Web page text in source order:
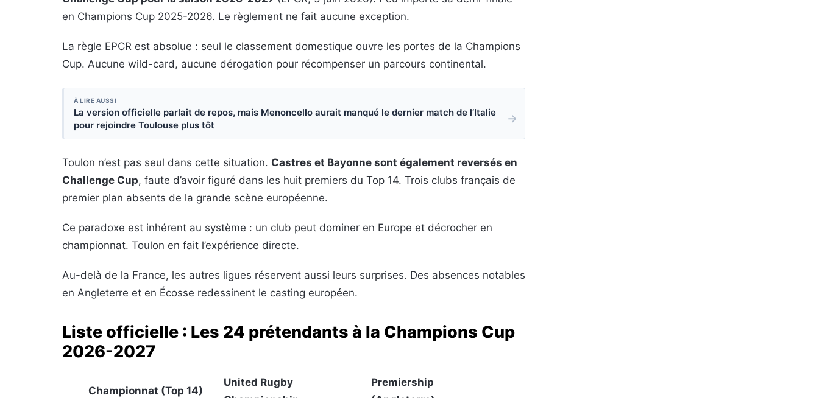
en Champions Cup 2025-2026. Le règlement ne fait aucune exception.
La règle EPCR est absolue : seul le classement domestique ouvre les portes de la Champions
Cup. Aucune wild-card, aucune dérogation pour récompenser un parcours continental.
À LIRE AUSSI
La version officielle parlait de repos, mais Menoncello aurait manqué le dernier match de l’Italie
pour rejoindre Toulouse plus tôt
→
Toulon n’est pas seul dans cette situation. Castres et Bayonne sont également reversés en
Challenge Cup, faute d’avoir figuré dans les huit premiers du Top 14. Trois clubs français de
premier plan absents de la grande scène européenne.
Ce paradoxe est inhérent au système : un club peut dominer en Europe et décrocher en
championnat. Toulon en fait l’expérience directe.
Au-delà de la France, les autres ligues réservent aussi leurs surprises. Des absences notables
en Angleterre et en Écosse redessinent le casting européen.
Liste officielle : Les 24 prétendants à la Champions Cup
2026-2027
Championnat (Top 14)
United Rugby
Premiership